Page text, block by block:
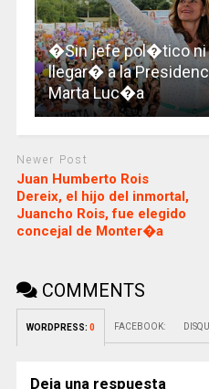
�Sin jefe pol�tico ni
llegar� a la
Marta Luc�a
Newer Post
Juan Humberto Rois
Dereix, el hijo del inmortal,
Juancho Rois, fue elegido
concejal de Monter�a
COMMENTS
WORDPRESS: 0 FACEBOOK:
Deja una respuesta